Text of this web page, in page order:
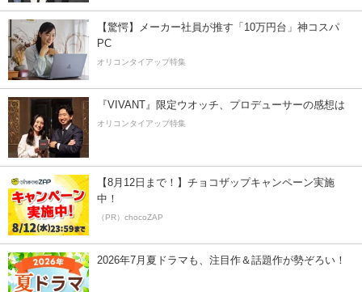
【驚愕】メーカー社員が推す「10万円台」神コスパ
PC
オリコンタイアップ特集
『VIVANT』限定ウオッチ、プロデューサーの感想は
オリコンタイアップ特集
【8月12日まで！】チョコザップキャンペーン実施
中！
（PR）chocoZAP
2026年7月夏ドラマも、注目作＆話題作が勢ぞろい！